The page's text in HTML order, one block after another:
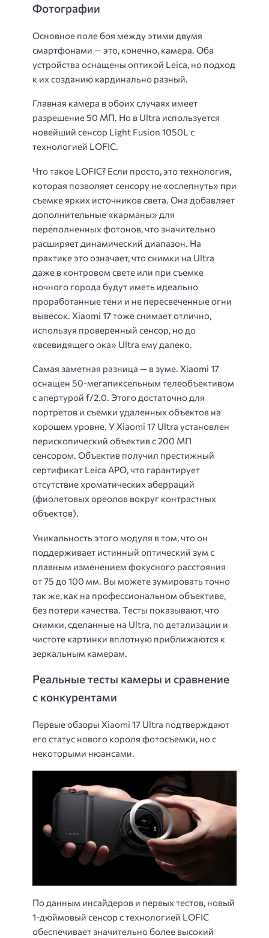
Фотографии
Основное поле боя между этими двумя
смартфонами — это, конечно, камера. Оба
устройства оснащены оптикой Leica, но подход
к их созданию кардинально разный.
Главная камера в обоих случаях имеет
разрешение 50 МП. Но в Ultra используется
новейший сенсор Light Fusion 1050L с
технологией LOFIC.
Что такое LOFIC? Если просто, это технология,
которая позволяет сенсору не «ослепнуть» при
съемке ярких источников света. Она добавляет
дополнительные «карманы» для
переполненных фотонов, что значительно
расширяет динамический диапазон. На
практике это означает, что снимки на Ultra
даже в контровом свете или при съемке
ночного города будут иметь идеально
проработанные тени и не пересвеченные огни
вывесок. Xiaomi 17 тоже снимает отлично,
используя проверенный сенсор, но до
«всевидящего ока» Ultra ему далеко.
Самая заметная разница — в зуме. Xiaomi 17
оснащен 50-мегапиксельным телеобъективом
с апертурой f/2.0. Этого достаточно для
портретов и съемки удаленных объектов на
хорошем уровне. У Xiaomi 17 Ultra установлен
перископический объектив с 200 МП
сенсором. Объектив получил престижный
сертификат Leica APO, что гарантирует
отсутствие хроматических аберраций
(фиолетовых ореолов вокруг контрастных
объектов).
Уникальность этого модуля в том, что он
поддерживает истинный оптический зум с
плавным изменением фокусного расстояния
от 75 до 100 мм. Вы можете зумировать точно
так же, как на профессиональном объективе,
без потери качества. Тесты показывают, что
снимки, сделанные на Ultra, по детализации и
чистоте картинки вплотную приближаются к
зеркальным камерам.
Реальные тесты камеры и сравнение
с конкурентами
Первые обзоры Xiaomi 17 Ultra подтверждают
его статус нового короля фотосъемки, но с
некоторыми нюансами.
По данным инсайдеров и первых тестов, новый
1-дюймовый сенсор с технологией LOFIC
обеспечивает значительно более высокий